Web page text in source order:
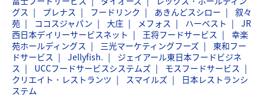
グス
プレナス フードリンク あきんどスシロー
叙々
苑
ココスジャパン 大庄 メフォス ハーベスト
JR
西日本デイリーサービスネット
王将フードサービス
幸楽
苑ホールディングス
三光マーケティングフーズ
東和フー
ドサービス
Jellyfish.
ジェイアール東日本フードビジネ
ス
UCCフードサービスシステムズ
モスフードサービス
クリエイト・レストランツ
スマイルズ
日本レストランシ
ステム